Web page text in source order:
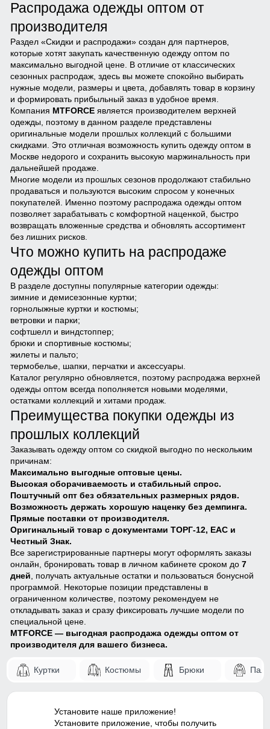
Распродажа одежды оптом от
производителя
Раздел «Скидки и распродажи» создан для партнеров,
которые хотят закупать качественную одежду оптом по
максимально выгодной цене. В отличие от классических
сезонных распродаж, здесь вы можете спокойно выбирать
нужные модели, размеры и цвета, добавлять товар в корзину
и формировать прибыльный заказ в удобное время.
Компания MTFORCEявляется производителем верхней
одежды, поэтому в данном разделе представлены
оригинальные модели прошлых коллекций с большими
скидками. Это отличная возможность купить одежду оптом в
Москве недорого и сохранить высокую маржинальность при
дальнейшей продаже.
Многие модели из прошлых сезонов продолжают стабильно
продаваться и пользуются высоким спросом у конечных
покупателей. Именно поэтому распродажа одежды оптом
позволяет зарабатывать с комфортной наценкой, быстро
возвращать вложенные средства и обновлять ассортимент
без лишних рисков.
Что можно купить на распродаже
одежды оптом
В разделе доступны популярные категории одежды:
зимние и демисезонные куртки;
горнолыжные куртки и костюмы;
ветровки и парки;
софтшелл и виндстоппер;
брюки и спортивные костюмы;
жилеты и пальто;
термобелье, шапки, перчатки и аксессуары.
Каталог регулярно обновляется, поэтому распродажа верхней
одежды оптом всегда пополняется новыми моделями,
остатками коллекций и хитами продаж.
Преимущества покупки одежды из
прошлых коллекций
Заказывать одежду оптом со скидкой выгодно по нескольким
причинам:
Максимально выгодные оптовые цены.
Высокая оборачиваемость и стабильный спрос.
Поштучный опт без обязательных размерных рядов.
Возможность держать хорошую наценку без демпинга.
Прямые поставки от производителя.
Оригинальный товар с документами ТОРГ-12, ЕАС и
Честный Знак.
Все зарегистрированные партнеры могут оформлять заказы
онлайн, бронировать товар в личном кабинете сроком до 7
дней, получать актуальные остатки и пользоваться бонусной
программой. Некоторые позиции представлены в
ограниченном количестве, поэтому рекомендуем не
откладывать заказ и сразу фиксировать лучшие модели по
специальной цене.
MTFORCE — выгодная распродажа одежды оптом от
производителя для вашего бизнеса.
Куртки Костюмы Брюки
Установите наше приложение!
Установите приложение, чтобы получить